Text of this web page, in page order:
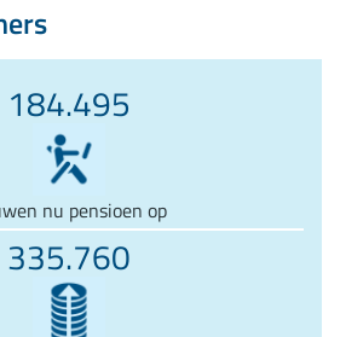
184.495
nu pensioen op
335.760